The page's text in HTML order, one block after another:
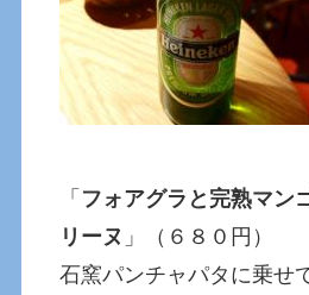
「 フォアグラと完熟マン
リーヌ 」（６８０円）
石窯パンチャパタに乗せ